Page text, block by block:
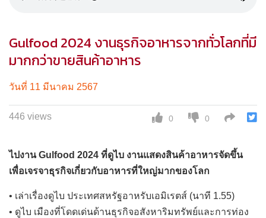
Gulfood 2024 งานธุรกิจอาหารจากทั่วโลกที่มี
มากกว่าขายสินค้าอาหาร
วันที่ 11 มีนาคม 2567
446 views 0
0
ไปงาน Gulfood 2024 ที่ดูไบ งานแสดงสินค้าอาหารจัดขึ้น
เพื่อเจรจาธุรกิจเกี่ยวกับอาหารที่ใหญ่มากของโลก
• เล่าเรื่องดูไบ ประเทศสหรัฐอาหรับเอมิเรตส์ (นาที 1.55)
• ดูไบ เมืองที่โดดเด่นด้านธุรกิจอสังหาริมทรัพย์และการท่อง